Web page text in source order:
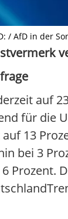
/ AfD in der
auf
für die
13
bei 3
Prozent.